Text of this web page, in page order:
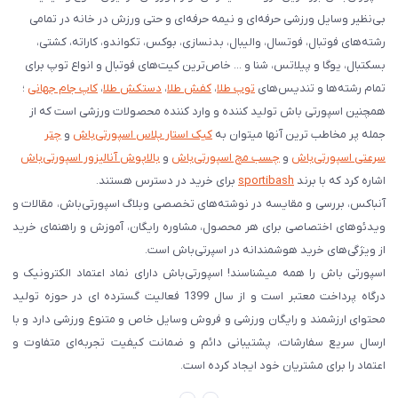
بی‌نظیر وسایل ورزشی حرفه‌ای و نیمه حرفه‌ای و حتی ورزش در خانه در تمامی
رشته‌های فوتبال، فوتسال، والیبال، بدنسازی، بوکس، تکواندو، کاراته، کشتی،
بسکتبال، یوگا و پیلاتس، شنا و ... خاص‌ترین کیت‌های فوتبال و انواع توپ برای
تمام رشته‌ها و تندیس‌های توپ طلا، کفش طلا، دستکش طلا، کاپ جام جهانی ؛
همچنین اسپورتی باش تولید کننده و وارد کننده محصولات ورزشی است که از
جمله پر مخاطب ترین آنها میتوان به کیک استار پلاس اسپورتی‌باش و چتر
سرعتی اسپورتی‌باش و چسب مچ اسپورتی‌باش و بالاپوش آنالیزور اسپورتی‌باش
اشاره کرد که با برند sportibash برای خرید در دسترس هستند.
آنباکس، بررسی‌ و مقایسه در نوشته‌های تخصصی وبلاگ اسپورتی‌باش، مقالات و
ویدئوهای اختصاصی برای هر محصول، مشاوره رایگان، آموزش و راهنمای خرید
از ویژگی‌های خرید هوشمندانه در اسپرتی‌باش است.
اسپورتی‌ باش را همه میشناسند! اسپورتی‌باش دارای نماد اعتماد الکترونیک و
درگاه پرداخت معتبر است و از سال 1399 فعالیت گسترده ای در حوزه تولید
محتوای ارزشمند و رایگان ورزشی و فروش وسایل خاص و متنوع ورزشی دارد و با
ارسال سریع سفارشات، پشتیبانی دائم و ضمانت کیفیت تجربه‌ای متفاوت و
اعتماد را برای مشتریان خود ایجاد کرده است.